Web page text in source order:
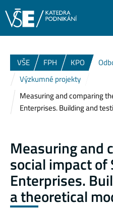
VŠE FPH KPO
Výzkumné projekty
Measuring and comparing
Enterprises. Building and
Measuring and
social impact of
Enterprises.
a theoretical